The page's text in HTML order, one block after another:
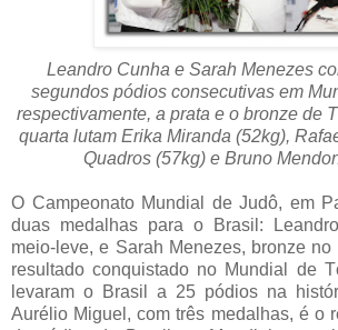
Leandro Cunha e Sarah Menezes
segundos pódios consecutivas em
respectivamente, a prata e o bronze de
quarta lutam Erika Miranda (52kg),
Quadros (57kg) e Bruno
O Campeonato Mundial de Judô, em
duas medalhas para o Brasil:
meio-leve, e Sarah Menezes, bronze
resultado conquistado no Mundial de
levaram o Brasil a 25 pódios na
Aurélio Miguel, com três medalhas, é o